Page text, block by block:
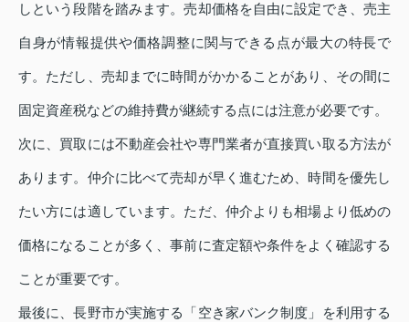
しという段階を踏みます。売却価格を自由に設定でき、売主
自身が情報提供や価格調整に関与できる点が最大の特長で
す。ただし、売却までに時間がかかることがあり、その間に
固定資産税などの維持費が継続する点には注意が必要です。
次に、買取には不動産会社や専門業者が直接買い取る方法が
あります。仲介に比べて売却が早く進むため、時間を優先し
たい方には適しています。ただ、仲介よりも相場より低めの
価格になることが多く、事前に査定額や条件をよく確認する
ことが重要です。
最後に、長野市が実施する「空き家バンク制度」を利用する